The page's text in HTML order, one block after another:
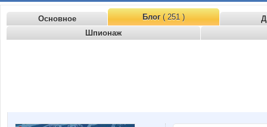
Основное Блог( 251 )
Шпионаж